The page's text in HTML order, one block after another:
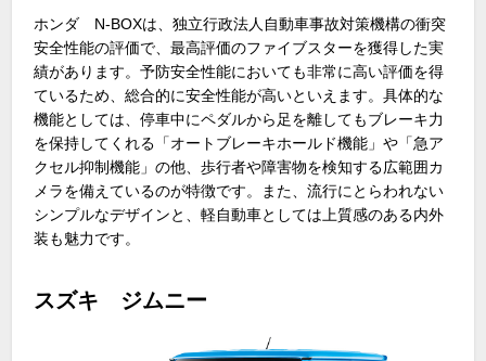
ホンダ N-BOXは、独立行政法人自動車事故対策機構の衝突
安全性能の評価で、最高評価のファイブスターを獲得した実
績があります。予防安全性能においても非常に高い評価を得
ているため、総合的に安全性能が高いといえます。具体的な
機能としては、停車中にペダルから足を離してもブレーキ力
を保持してくれる「オートブレーキホールド機能」や「急ア
クセル抑制機能」の他、歩行者や障害物を検知する広範囲カ
メラを備えているのが特徴です。また、流行にとらわれない
シンプルなデザインと、軽自動車としては上質感のある内外
装も魅力です。
スズキ ジムニー